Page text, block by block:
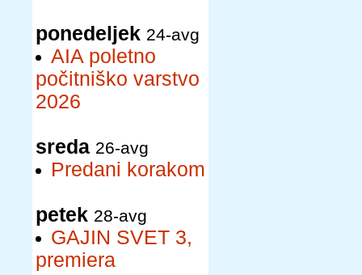
ponedeljek 24-avg
AIA poletno
počitniško varstvo
2026
sreda 26-avg
Predani korakom
petek 28-avg
GAJIN SVET 3,
premiera